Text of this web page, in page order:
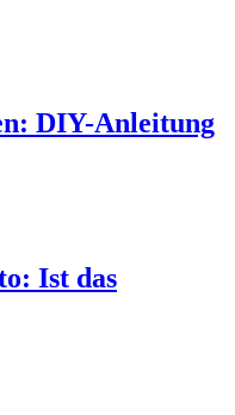
DIY-Anleitung
Ist das